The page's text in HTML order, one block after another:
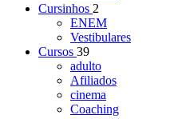
Cursinhos 2
ENEM
Vestibulares
Cursos 39
adulto
Afiliados
cinema
Coaching